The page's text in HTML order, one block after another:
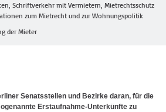
Schriftverkehr mit Vermietern, Mietrechtsschutz
zum Mietrecht und zur Wohnungspolitik
der Mieter
Senatsstellen und Bezirke daran, für die
Erstaufnahme-Unterkünfte zu